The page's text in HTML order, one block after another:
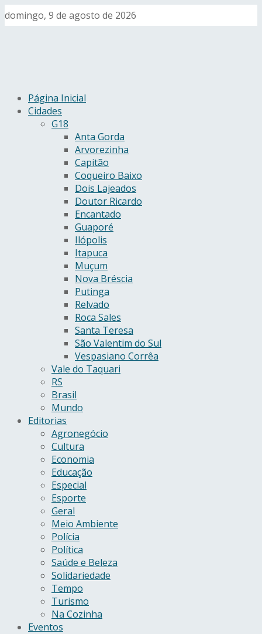
domingo, 9 de agosto de 2026
Página Inicial
Cidades
G18
Anta Gorda
Arvorezinha
Capitão
Coqueiro Baixo
Dois Lajeados
Doutor Ricardo
Encantado
Guaporé
Ilópolis
Itapuca
Muçum
Nova Bréscia
Putinga
Relvado
Roca Sales
Santa Teresa
São Valentim do Sul
Vespasiano Corrêa
Vale do Taquari
RS
Brasil
Mundo
Editorias
Agronegócio
Cultura
Economia
Educação
Especial
Esporte
Geral
Meio Ambiente
Polícia
Política
Saúde e Beleza
Solidariedade
Tempo
Turismo
Na Cozinha
Eventos